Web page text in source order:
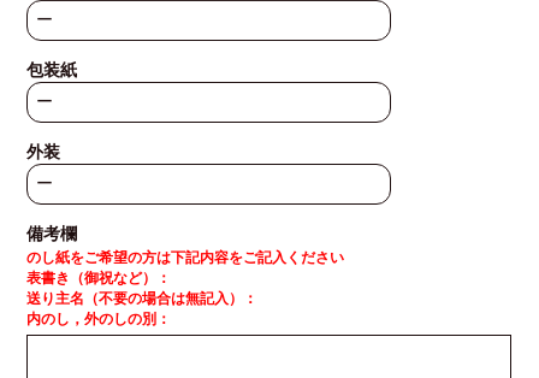
包装紙
外装
備考欄
のし紙をご希望の方は下記内容をご記入ください
表書き（御祝など）：
送り主名（不要の場合は無記入）：
内のし，外のしの別：